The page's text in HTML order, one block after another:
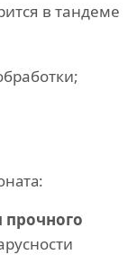
в тандеме
прочного